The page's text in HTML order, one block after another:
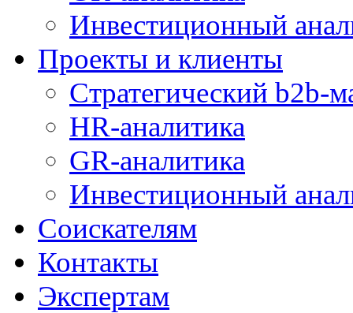
Инвестиционный
Проекты и клиенты
Стратегический b2b-
HR-аналитика
GR-аналитика
Инвестиционный
Соискателям
Контакты
Экспертам